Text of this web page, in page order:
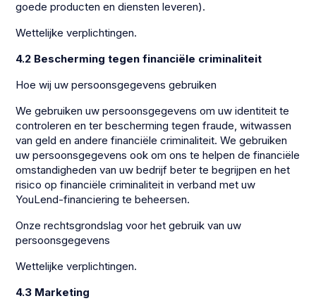
goede producten en diensten leveren).
Wettelijke verplichtingen.
4.2 Bescherming tegen financiële criminaliteit
Hoe wij uw persoonsgegevens gebruiken
We gebruiken uw persoonsgegevens om uw identiteit te
controleren en ter bescherming tegen fraude, witwassen
van geld en andere financiële criminaliteit. We gebruiken
uw persoonsgegevens ook om ons te helpen de financiële
omstandigheden van uw bedrijf beter te begrijpen en het
risico op financiële criminaliteit in verband met uw
YouLend-financiering te beheersen.
Onze rechtsgrondslag voor het gebruik van uw
persoonsgegevens
Wettelijke verplichtingen.
4.3 Marketing